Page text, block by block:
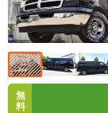
無
料